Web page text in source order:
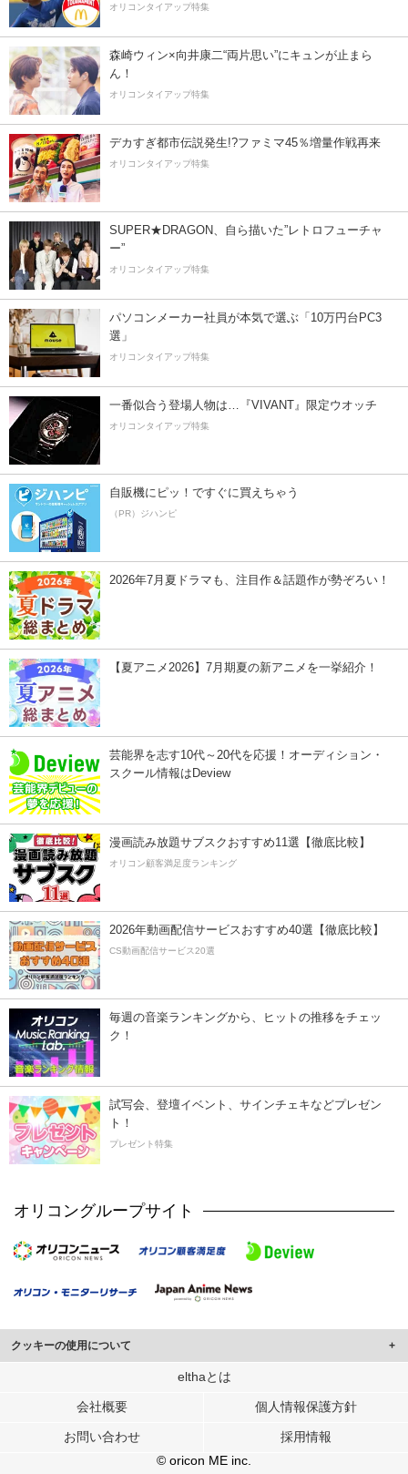
オリコンタイアップ特集
森崎ウィン×向井康二“両片思い”にキュンが止まら
ん！
オリコンタイアップ特集
デカすぎ都市伝説発生!?ファミマ45％増量作戦再来
オリコンタイアップ特集
SUPER★DRAGON、自ら描いた”レトロフューチャ
ー”
オリコンタイアップ特集
パソコンメーカー社員が本気で選ぶ「10万円台PC3
選」
オリコンタイアップ特集
一番似合う登場人物は…『VIVANT』限定ウオッチ
オリコンタイアップ特集
自販機にピッ！ですぐに買えちゃう
（PR）ジハンピ
2026年7月夏ドラマも、注目作＆話題作が勢ぞろい！
【夏アニメ2026】7月期夏の新アニメを一挙紹介！
芸能界を志す10代～20代を応援！オーディション・
スクール情報はDeview
漫画読み放題サブスクおすすめ11選【徹底比較】
オリコン顧客満足度ランキング
2026年動画配信サービスおすすめ40選【徹底比較】
CS動画配信サービス20選
毎週の音楽ランキングから、ヒットの推移をチェッ
ク！
試写会、登壇イベント、サインチェキなどプレゼン
ト！
プレゼント特集
オリコングループサイト
クッキーの使用について
このサイトでは Cookie を使用して、ユーザーに合わせたコンテンツや広告の
行っています。
メディアや広告配信、データ解析の各パートナーに提供しています。
ユーザーが各パートナーのサービスを使用したときに収集した他の情報を組み
elthaとは
会社概要 個人情報保護方針
お問い合わせ
採用情報
© oricon ME inc.